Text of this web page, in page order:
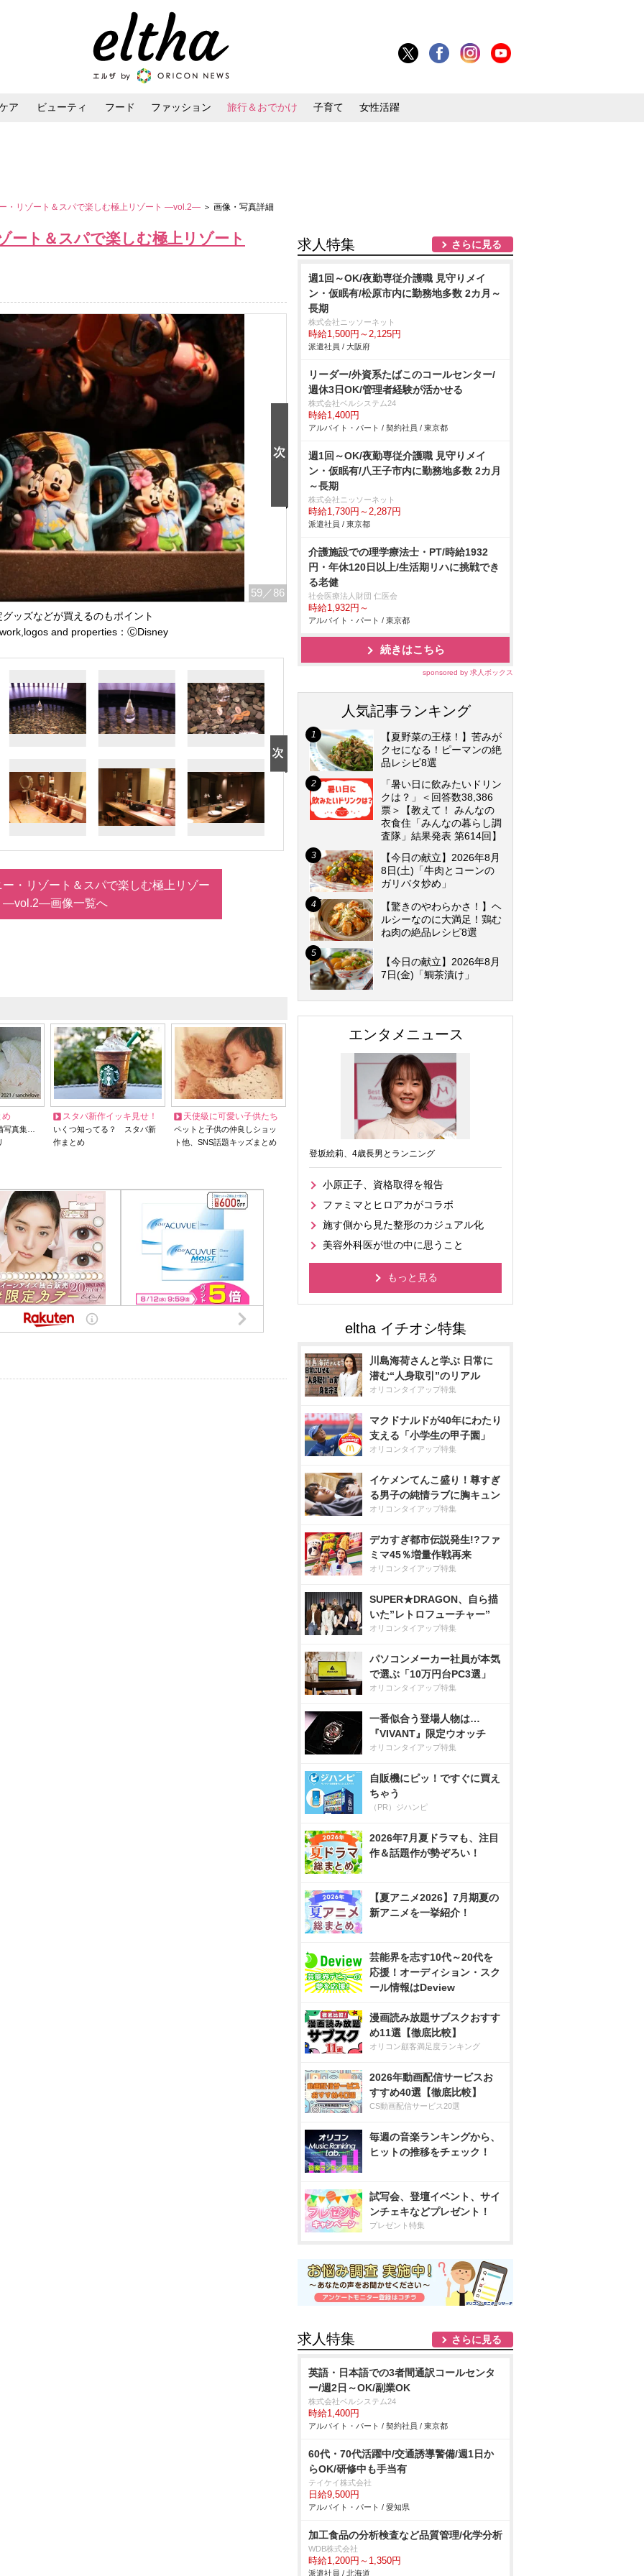
ア ビューティ フード ファッション 旅行＆おでかけ 子育て 女性活躍
・リゾート＆スパで楽しむ極上リゾート ―vol.2― ＞ 画像・写真詳細
ート＆スパで楽しむ極上リゾート
59 ／86
ッズなどが買えるのもポイント
and properties：ⒸDisney
・リゾート＆スパで楽しむ極上リゾー
―vol.2―画像一覧へ
め
写真集…
スタバ新作イッキ見せ！
いくつ知ってる？ スタバ新
作まとめ
天使級に可愛い子供たち
ペットと子供の仲良しショッ
ト他、SNS話題キッズまとめ
求人特集 さらに見る
週1回～OK/夜勤専従介護職 見守りメイ
ン・仮眠有/松原市内に勤務地多数 2カ月～
長期
株式会社ニッソーネット
時給1,500円～2,125円
派遣社員 / 大阪府
リーダー/外資系たばこのコールセンター/
週休3日OK/管理者経験が活かせる
株式会社ベルシステム24
時給1,400円
アルバイト・パート / 契約社員 / 東京都
週1回～OK/夜勤専従介護職 見守りメイ
ン・仮眠有/八王子市内に勤務地多数 2カ月
～長期
株式会社ニッソーネット
時給1,730円～2,287円
派遣社員 / 東京都
介護施設での理学療法士・PT/時給1932
円・年休120日以上/生活期リハに挑戦でき
る老健
社会医療法人財団 仁医会
時給1,932円～
アルバイト・パート / 東京都
続きはこちら
sponsored by 求人ボックス
人気記事ランキング
【夏野菜の王様！】苦みが
クセになる！ピーマンの絶
品レシピ8選
「暑い日に飲みたいドリン
クは？」＜回答数38,386
票＞【教えて！ みんなの
衣食住「みんなの暮らし調
査隊」結果発表 第614回】
【今日の献立】2026年8月
8日(土)「牛肉とコーンの
ガリバタ炒め」
【驚きのやわらかさ！】ヘ
ルシーなのに大満足！鶏む
ね肉の絶品レシピ8選
【今日の献立】2026年8月
7日(金)「鯛茶漬け」
エンタメニュース
登坂絵莉、4歳長男とランニング
小原正子、資格取得を報告
ファミマとヒロアカがコラボ
施す側から見た整形のカジュアル化
美容外科医が世の中に思うこと
もっと見る
川島海荷さんと学ぶ 日常に
潜む“人身取引”のリアル
オリコンタイアップ特集
マクドナルドが40年にわたり
支える「小学生の甲子園」
オリコンタイアップ特集
イケメンてんこ盛り！尊すぎ
る男子の純情ラブに胸キュン
オリコンタイアップ特集
デカすぎ都市伝説発生!?ファ
ミマ45％増量作戦再来
オリコンタイアップ特集
SUPER★DRAGON、自ら描
いた”レトロフューチャー”
オリコンタイアップ特集
パソコンメーカー社員が本気
で選ぶ「10万円台PC3選」
オリコンタイアップ特集
一番似合う登場人物は…
『VIVANT』限定ウオッチ
オリコンタイアップ特集
自販機にピッ！ですぐに買え
ちゃう
（PR）ジハンピ
2026年7月夏ドラマも、注目
作＆話題作が勢ぞろい！
【夏アニメ2026】7月期夏の
新アニメを一挙紹介！
芸能界を志す10代～20代を
応援！オーディション・スク
ール情報はDeview
漫画読み放題サブスクおすす
め11選【徹底比較】
オリコン顧客満足度ランキング
2026年動画配信サービスお
すすめ40選【徹底比較】
CS動画配信サービス20選
毎週の音楽ランキングから、
ヒットの推移をチェック！
試写会、登壇イベント、サイ
ンチェキなどプレゼント！
プレゼント特集
求人特集 さらに見る
英語・日本語での3者間通訳コールセンタ
ー/週2日～OK/副業OK
株式会社ベルシステム24
時給1,400円
アルバイト・パート / 契約社員 / 東京都
60代・70代活躍中/交通誘導警備/週1日か
らOK/研修中も手当有
テイケイ株式会社
日給9,500円
アルバイト・パート / 愛知県
加工食品の分析検査など品質管理/化学分析
WDB株式会社
時給1,200円～1,350円
派遣社員 / 北海道